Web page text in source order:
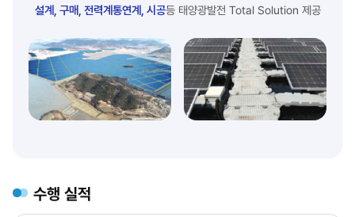
설계, 구매, 전력계통연계, 시공등 태양광발전 Total Solution 제공
수행 실적